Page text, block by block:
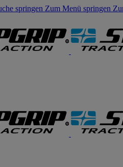
springen Zum Menü springen